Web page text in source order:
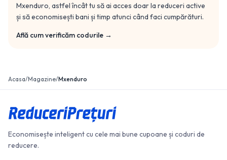
Mxenduro, astfel încât tu să ai acces doar la reduceri active
și să economisești bani și timp atunci când faci cumpărături.
Află cum verificăm codurile →
Acasa/Magazine/Mxenduro
Economisește inteligent cu cele mai bune cupoane și coduri de
reducere.